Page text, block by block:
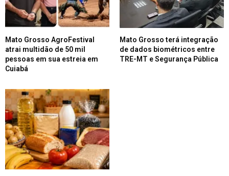
Mato Grosso AgroFestival
atrai multidão de 50 mil
pessoas em sua estreia em
Cuiabá
Mato Grosso terá integração
de dados biométricos entre
TRE-MT e Segurança Pública